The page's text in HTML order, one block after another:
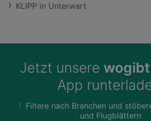
KLIPP in Unterwart
Jetzt unsere
App
Filtere nach Branchen und
und Flugblättern